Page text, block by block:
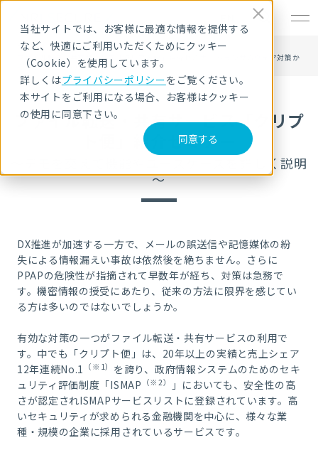
当社サイトでは、お客様に最適な情報を提供する
など、快適にご利用いただくためにクッキー
（Cookie）を使用しています。
詳しくはプライバシーポリシーをご覧ください。
本サイトをご利用になる場合、お客様はクッキー
の使用に同意下さい。
同意する
HOME
セキュリティセミナー・イベント
ファイル転送・共有サービス「クリプト便」紹介セミナー ～ランサムウェア対策か
ら見たサービスの選定基準を解説～
ファイル転送・共有サービス「クリプ
ト便」紹介セミナー
～デモを交えて機能やユースケースを詳しく説明
～
DX推進が加速する一方で、メールの誤送信や記憶媒体の紛
失による情報漏えい事故は依然後を絶ちません。さらに
PPAPの危険性が指摘されて早数年が経ち、対策は急務で
す。機密情報の授受にあたり、従来の方法に限界を感じてい
る方は多いのではないでしょうか。
有効な対策の一つがファイル転送・共有サービスの利用で
す。中でも「クリプト便」は、20年以上の実績と売上シェア
12年連続No.1 （※1） を誇り、政府情報システムのためのセキ
ュリティ評価制度「ISMAP （※2）
」においても、安全性の高
さが認定されISMAPサービスリストに登録されています。高
いセキュリティが求められる金融機関を中心に、様々な業
種・規模の企業に採用されているサービスです。